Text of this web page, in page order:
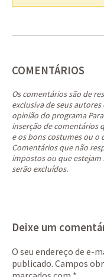
COMENTÁRIOS
Os comentários são de
exclusiva de seus
opinião do programa
inserção de comentários
e os bons costumes ou o
Comentários que não
impostos ou que
serão excluídos.
Deixe um
O seu endereço de e-
publicado. Campos